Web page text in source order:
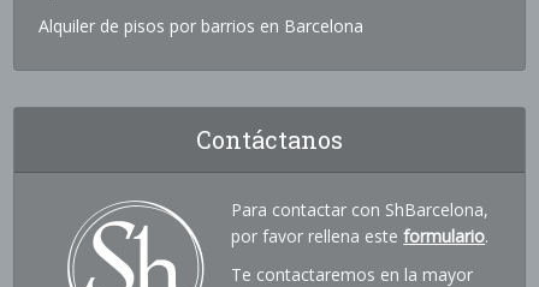
Alquiler de pisos por barrios en Barcelona
Contáctanos
Para contactar con ShBarcelona,
por favor rellena esteformulario.
Te contactaremos en la mayor